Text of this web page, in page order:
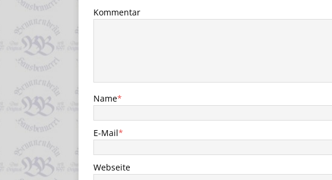
Kommentar
Name*
E-Mail*
Webseite